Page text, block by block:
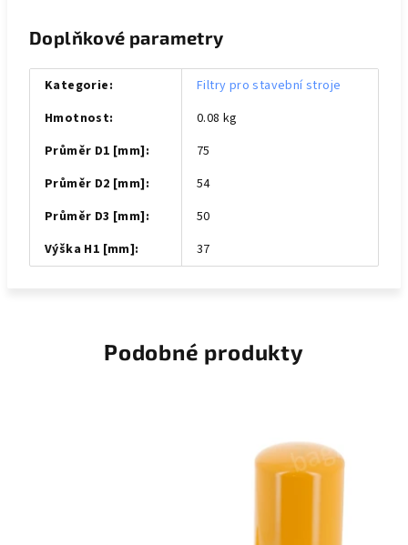
Doplňkové parametry
Kategorie:
Filtry pro stavební stroje
Hmotnost:
0.08 kg
Průměr D1 [mm]:
75
Průměr D2 [mm]:
54
Průměr D3 [mm]:
50
Výška H1 [mm]: 37
Podobné produkty